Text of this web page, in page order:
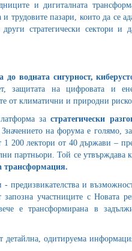
и дигиталната
пазари, които да се
стратегически сектори и
водната сигурност,
защитата на цифровата и
от климатични и природни
застратегически
на форума е голямо,
200 лектори от 40 държави –
партньори. Той се утвърждава
трансформация.
предизвикателства и
участниците с Новата
е трансформирана в
одитируема